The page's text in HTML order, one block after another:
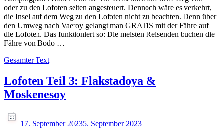
oder zu den Lofoten selten angesteuert. Dennoch wäre es verkehrt,
die Insel auf dem Weg zu den Lofoten nicht zu beachten. Denn über
den Umweg nach Vaeroy gelangt man GRATIS mit der Fähre auf
die Lofoten. Das funktioniert so: Die meisten Reisenden buchen die
Fähre von Bodo …
Gesamter Text
Lofoten Teil 3: Flakstadoya &
Moskenesoy
17. September 20235. September 2023